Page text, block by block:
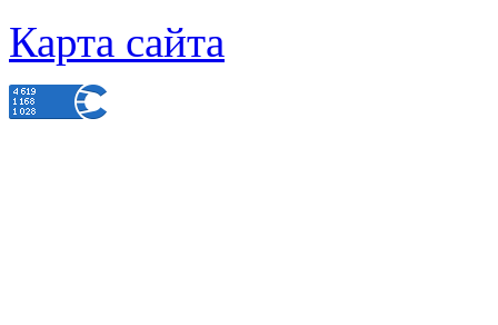
Карта сайта